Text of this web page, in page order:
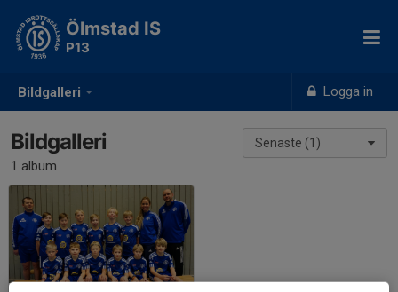
Bildgalleri Logga in
Ölmstad IS
P13
Senaste (1)
Bildgalleri
1 album